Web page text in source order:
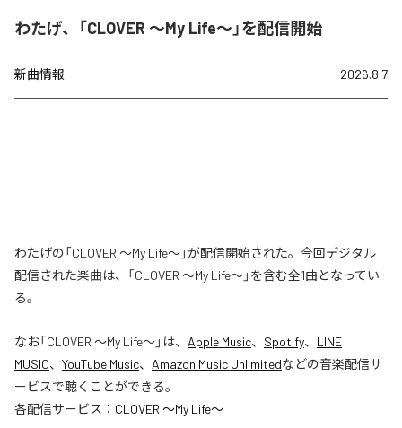
わたげ、「CLOVER ～My Life～」を配信開始
新曲情報 2026.8.7
わたげの「CLOVER ～My Life～」が配信開始された。今回デジタル
配信された楽曲は、「CLOVER ～My Life～」を含む全1曲となってい
る。
なお「CLOVER ～My Life～」は、 Apple Music、 Spotify、 LINE
MUSIC、 YouTube Music、 Amazon Music Unlimitedなどの音楽配信サ
ービスで聴くことができる。
各配信サービス： CLOVER ～My Life～